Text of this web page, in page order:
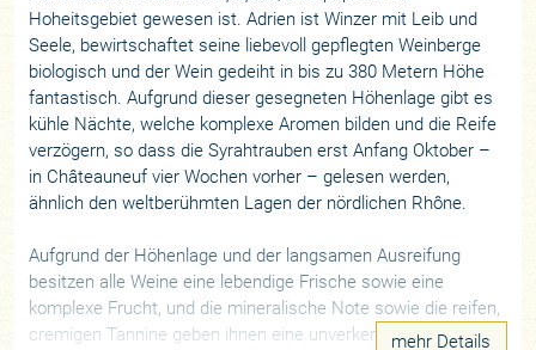
Hoheitsgebiet gewesen ist. Adrien ist Winzer mit Leib und
Seele, bewirtschaftet seine liebevoll gepflegten Weinberge
biologisch und der Wein gedeiht in bis zu 380 Metern Höhe
fantastisch. Aufgrund dieser gesegneten Höhenlage gibt es
kühle Nächte, welche komplexe Aromen bilden und die Reife
verzögern, so dass die Syrahtrauben erst Anfang Oktober –
in Châteauneuf vier Wochen vorher – gelesen werden,
ähnlich den weltberühmten Lagen der nördlichen Rhône.
Aufgrund der Höhenlage und der langsamen Ausreifung
besitzen alle Weine eine lebendige Frische sowie eine
komplexe Frucht, und die mineralische Note sowie die reifen,
cremigen Tannine geben ihnen eine unverkennbaremehr Details